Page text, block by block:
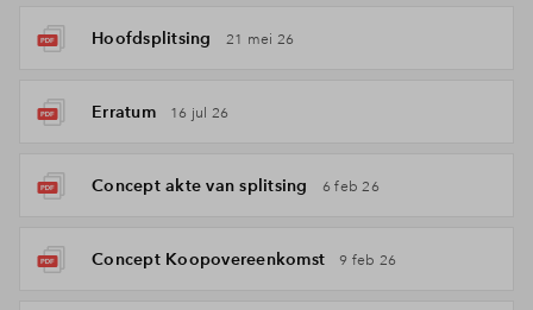
Hoofdsplitsing 21 mei 26
Erratum 16 jul 26
Concept akte van splitsing 6 feb 26
Concept Koopovereenkomst 9 feb 26